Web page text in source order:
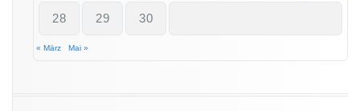
28 29 30
« März Mai »